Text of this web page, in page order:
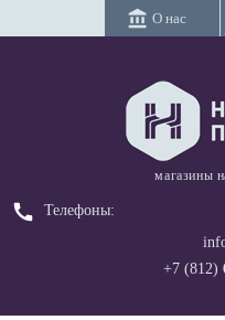
account_balance О нас
магазины
call
Телефоны:
+7 (812)